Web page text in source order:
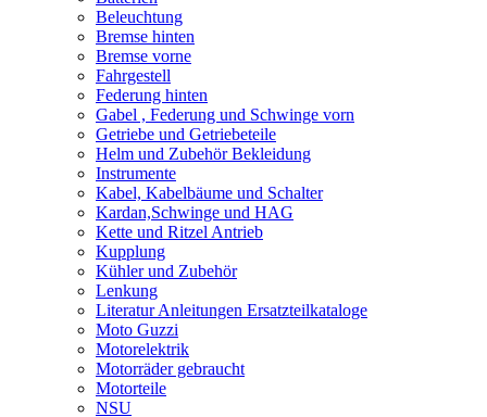
Beleuchtung
Bremse hinten
Bremse vorne
Fahrgestell
Federung hinten
Gabel , Federung und Schwinge vorn
Getriebe und Getriebeteile
Helm und Zubehör Bekleidung
Instrumente
Kabel, Kabelbäume und Schalter
Kardan,Schwinge und HAG
Kette und Ritzel Antrieb
Kupplung
Kühler und Zubehör
Lenkung
Literatur Anleitungen Ersatzteilkataloge
Moto Guzzi
Motorelektrik
Motorräder gebraucht
Motorteile
NSU